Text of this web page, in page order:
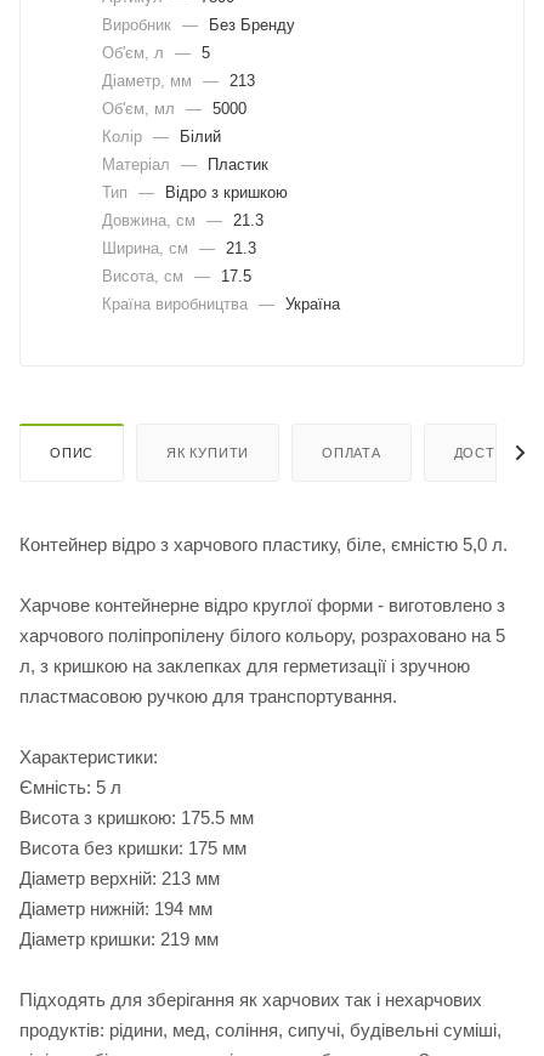
Виробник —
Без Бренду
Об'єм, л
— 5
Діаметр, мм
—
213
Об'єм, мл
— 5000
Колір —
Білий
Матеріал
—
Пластик
Тип
—
Відро з кришкою
Довжина, cм
—
21.3
Ширина, cм
—
21.3
Висота, см
—
17.5
Країна виробництва — Україна
ОПИС ЯК КУПИТИ ОПЛАТА ДОСТАВКА
Контейнер відро з харчового пластику, біле, ємністю 5,0 л.
Харчове контейнерне відро круглої форми - виготовлено з
харчового поліпропілену білого кольору, розраховано на 5
л, з кришкою на заклепках для герметизації і зручною
пластмасовою ручкою для транспортування.
Характеристики:
Ємність: 5 л
Висота з кришкою: 175.5 мм
Висота без кришки: 175 мм
Діаметр верхній: 213 мм
Діаметр нижній: 194 мм
Діаметр кришки: 219 мм
Підходять для зберігання як харчових так і нехарчових
продуктів: рідини, мед, соління, сипучі, будівельні суміші,